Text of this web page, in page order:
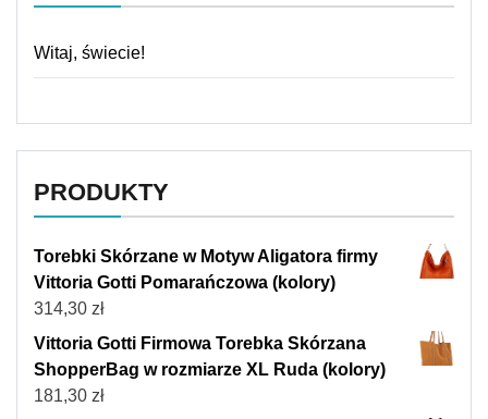
Witaj, świecie!
PRODUKTY
Torebki Skórzane w Motyw Aligatora firmy
Vittoria Gotti Pomarańczowa (kolory)
314,30 zł
Vittoria Gotti Firmowa Torebka Skórzana
ShopperBag w rozmiarze XL Ruda (kolory)
181,30 zł